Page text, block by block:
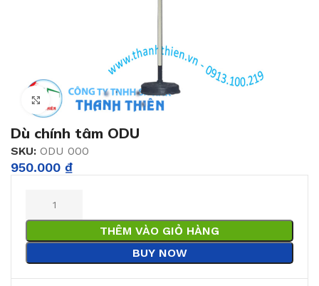
Click to enlarge
Dù chính tâm ODU
SKU: ODU 000
950.000 ₫
THÊM VÀO GIỎ HÀNG
BUY NOW